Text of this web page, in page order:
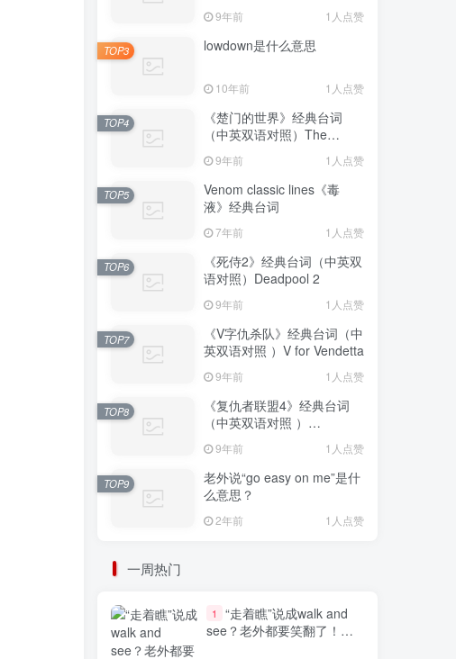
9年前 1人点赞
lowdown是什么意思
10年前 1人点赞
TOP3
《楚门的世界》经典台词
（中英双语对照）The
9年前 1人点赞
TOP4
Venom classic lines《毒
液》经典台词
7年前 1人点赞
TOP5
《死侍2》经典台词（中英双
语对照）Deadpool 2
9年前 1人点赞
TOP6
《V字仇杀队》经典台词（中
英双语对照 ）V for Vendetta
9年前 1人点赞
TOP7
《复仇者联盟4》经典台词
（中英双语对照 ）
Avengers: Endgame
9年前 1人点赞
TOP8
老外说“go easy on me”是什
么意思？
2年前 1人点赞
TOP9
一周热门
1
“走着瞧”说成walk and
see？老外都要笑翻了！不